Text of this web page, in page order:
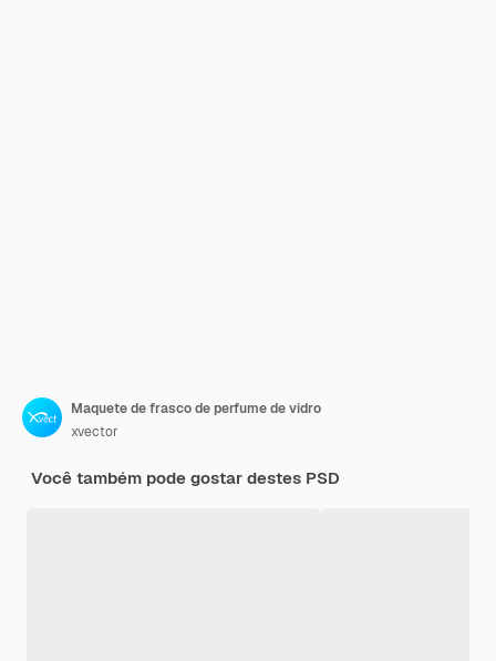
Maquete de frasco de perfume de vidro
xvector
Você também pode gostar destes PSD